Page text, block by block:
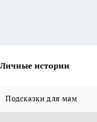
Личные истории
Подсказки для мам